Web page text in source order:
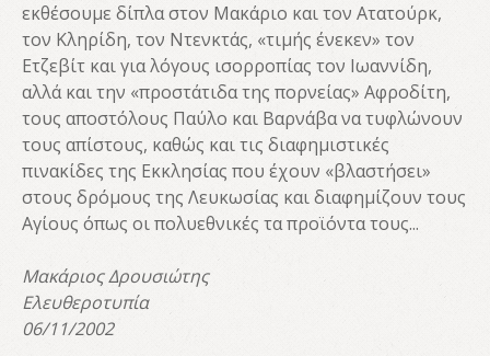
εκθέσουμε δίπλα στον Μακάριο και τον Ατατούρκ,
τον Κληρίδη, τον Ντενκτάς, «τιμής ένεκεν» τον
Ετζεβίτ και για λόγους ισορροπίας τον Ιωαννίδη,
αλλά και την «προστάτιδα της πορνείας» Αφροδίτη,
τους αποστόλους Παύλο και Βαρνάβα να τυφλώνουν
τους απίστους, καθώς και τις διαφημιστικές
πινακίδες της Εκκλησίας που έχουν «βλαστήσει»
στους δρόμους της Λευκωσίας και διαφημίζουν τους
Αγίους όπως οι πολυεθνικές τα προϊόντα τους...
Μακάριος Δρουσιώτης
Ελευθεροτυπία
06/11/2002